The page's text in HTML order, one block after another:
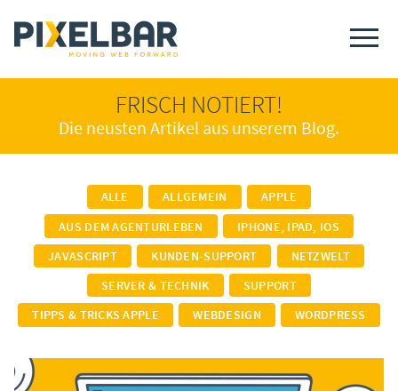
FRISCH NOTIERT!
Die neusten Artikel aus unserem Blog.
ALLE ALLGEMEIN
APPLE
AUS DEM AGENTURLEBEN
IPHONE, IPAD, IOS
JAVASCRIPT
KUNDEN-SUPPORT
NETZWELT
SERVER & TECHNIK
SUPPORT
TIPPS & TRICKS APPLE
WEBDESIGN WORDPRESS